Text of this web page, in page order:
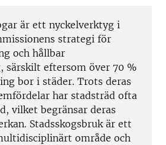
är ett nyckelverktyg i
strategi för
och hållbar
särskilt eftersom över 70 %
bor i städer. Trots deras
har stadsträd ofta
vilket begränsar deras
Stadsskogsbruk är ett
område och